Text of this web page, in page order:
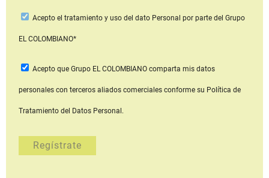
Acepto el tratamiento y uso del dato Personal por parte del Grupo
EL COLOMBIANO*
Acepto que Grupo EL COLOMBIANOcomparta mis datos
personales con terceros aliados comerciales conforme su Política de
Tratamiento del Datos Personal.